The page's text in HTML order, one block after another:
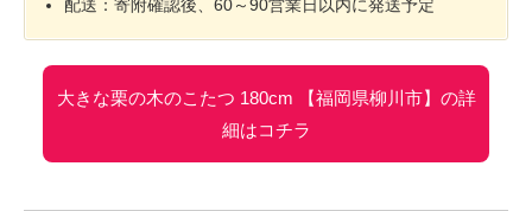
配送：寄附確認後、60～90営業日以内に発送予定
大きな栗の木のこたつ 180cm 【福岡県柳川市】の詳
細はコチラ